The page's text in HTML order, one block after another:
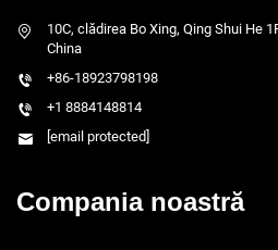
10C, clădirea Bo Xing, Qing Shui He
China
+86-18923798198
+1 8884148814
[email protected]
Compania noastră